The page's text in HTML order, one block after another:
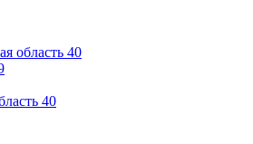
область 40
40